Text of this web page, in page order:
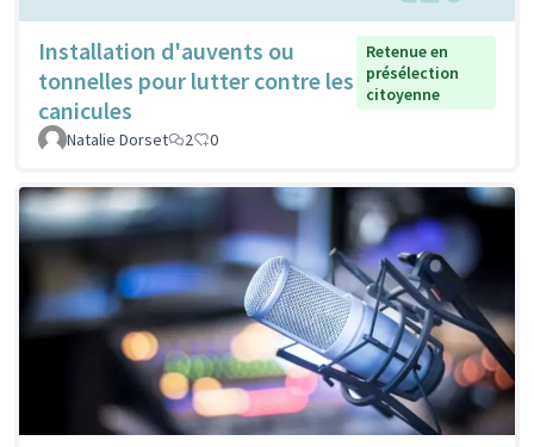
Installation d'auvents ou
tonnelles pour lutter contre les
canicules
Retenue en
présélection
citoyenne
Natalie Dorset 2 0